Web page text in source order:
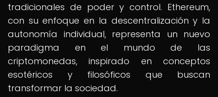
tradicionales de poder y control. Ethereum,
con su enfoque en la descentralización y la
autonomía individual, representa un nuevo
paradigma en el mundo de las
criptomonedas, inspirado en conceptos
esotéricos y filosóficos que buscan
transformar la sociedad.